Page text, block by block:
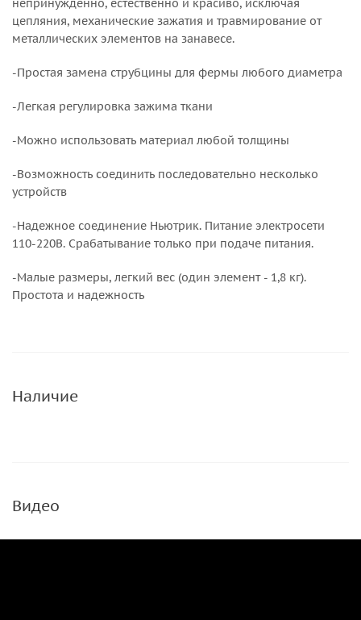
непринужденно, естественно и красиво, исключая
цепляния, механические зажатия и травмирование от
металлических элементов на занавесе.
-Простая замена струбцины для фермы любого диаметра
-Легкая регулировка зажима ткани
-Можно использовать материал любой толщины
-Возможность соединить последовательно несколько
устройств
-Надежное соединение Ньютрик. Питание электросети
110-220В. Срабатывание только при подаче питания.
-Малые размеры, легкий вес (один элемент - 1,8 кг).
Простота и надежность
Наличие
Видео